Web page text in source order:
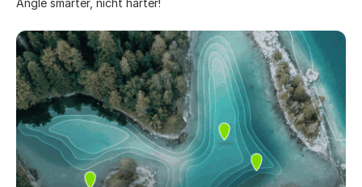
Angle smarter, nicht härter!